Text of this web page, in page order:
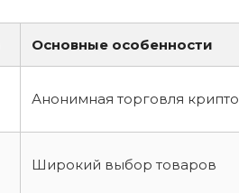
Основные особенности
Анонимная торговля
Широкий выбор товаров